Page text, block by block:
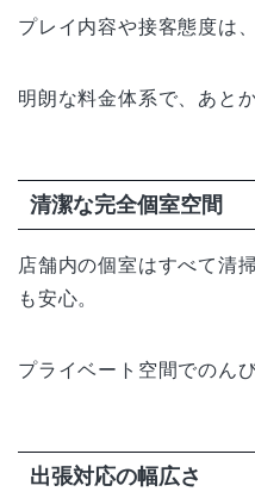
プレイ内容や接客態度は
明朗な料金体系で、あと
清潔な完全個室空間
店舗内の個室はすべて清
も安心。
プライベート空間でのん
出張対応の幅広さ